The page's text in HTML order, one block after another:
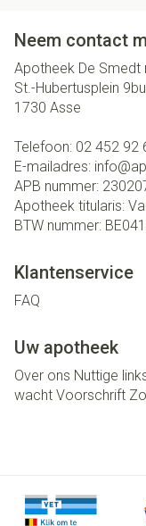
Neem contact
Apotheek De Smedt
St.-Hubertusplein
1730 Asse
Telefoon: 02 452 92
E-mailadres: info@
APB nummer:
Apotheek titularis:
BTW nummer:
Klantenservice
FAQ
Uw apotheek
Over ons Nuttige
wacht Voorschrift